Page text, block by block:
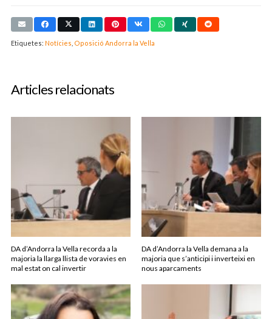
Etiquetes: Notícies Oposició Andorra la Vella
Articles relacionats
DA d’Andorra la Vella recorda a la
majoria la llarga llista de voravies en
mal estat on cal invertir
DA d’Andorra la Vella demana a la
majoria que s’anticipi i inverteixi en
nous aparcaments